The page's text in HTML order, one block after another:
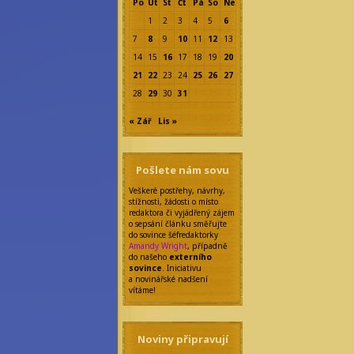
Po Út St Čt Pá So
Ne
1
2 3 4 5
6
7
8 9 10 11 12
13
14 15 16 17 18 19
20
21
22 23 24 25 26
27
28
29 30 31
« Zář Lis »
Pošlete nám sovu
Veškeré postřehy, návrhy,
stížnosti, žádosti o místo
redaktora či vyjádřený zájem
o sepsání článku směřujte
do sovince šéfredaktorky
Amandy Wright, případně
do našeho externího
sovince. Iniciativu
a novinářské nadšení
vítáme!
Noviny připravují